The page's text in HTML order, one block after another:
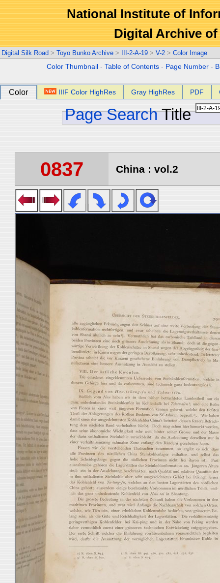
National Institute of
Digital Archive
Digital Silk Road > Toyo Bunko Archive > III-2-A-19 > V-2 > Color Image
Color Thumbnail -Table of Contents - Page Number -
Color IIIF Color HighRes Gray HighRes PDF
Page Search Title
0837 China : vol.2